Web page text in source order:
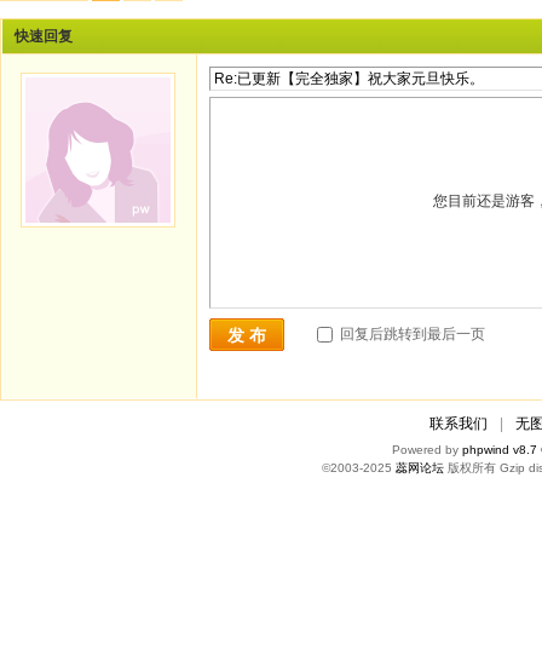
快速回复
您目前还是游客
发 布 回复后跳转到最后一页
联系我们 无
Powered by phpwind v8.7
©2003-2025 蕊网论坛 版权所有 Gzip